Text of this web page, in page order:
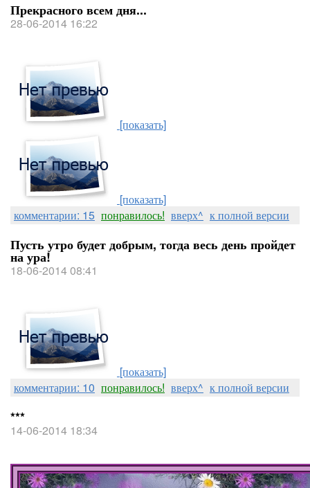
Прекрасного всем дня...
28-06-2014 16:22
[показать]
[показать]
комментарии: 15 понравилось! вверх^ к полной версии
Пусть утро будет добрым, тогда весь день пройдет
на ура!
18-06-2014 08:41
[показать]
комментарии: 10 понравилось! вверх^ к полной версии
***
14-06-2014 18:34